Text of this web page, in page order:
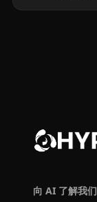
向 AI 了解我们